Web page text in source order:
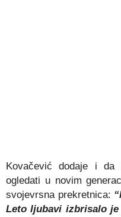
Kovačević dodaje i
ogledati u novim
svojevrsna prekretnica:
Leto ljubavi izbrisalo